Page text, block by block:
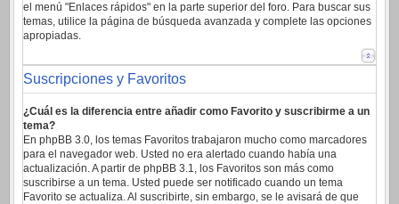
el menú "Enlaces rápidos" en la parte superior del foro. Para buscar sus
temas, utilice la página de búsqueda avanzada y complete las opciones
apropiadas.
Suscripciones y Favoritos
¿Cuál es la diferencia entre añadir como Favorito y suscribirme a un
tema?
En phpBB 3.0, los temas Favoritos trabajaron mucho como marcadores
para el navegador web. Usted no era alertado cuando había una
actualización. A partir de phpBB 3.1, los Favoritos son más como
suscribirse a un tema. Usted puede ser notificado cuando un tema
Favorito se actualiza. Al suscribirte, sin embargo, se le avisará de que